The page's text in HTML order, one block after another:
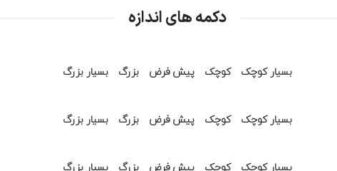
دکمه های اندازه
بسیار کوچک کوچک پیش فرض بزرگ بسیار بزرگ
بسیار کوچک کوچک پیش فرض بزرگ بسیار بزرگ
بسیار کوچک کوچک پیش فرض بزرگ بسیار بزرگ